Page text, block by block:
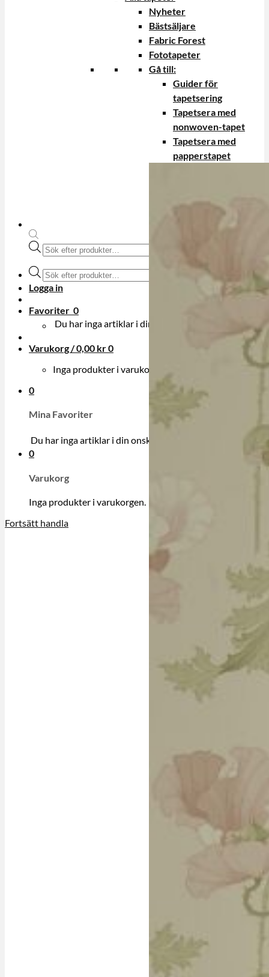
Produktsökning
Produktsökning
Logga in
Favoriter 0
Du har inga artiklar i din onskelista.
Varukorg /0,00 kr0
Inga produkter i varukorgen.
0
Mina Favoriter
Du har inga artiklar i din onskelista.
0
Varukorg
Inga produkter i varukorgen.
Fortsätt handla
Nyheter
Bästsäljare
Fabric Forest
Fototapeter
Gå till:
Guider för
tapetsering
Tapetsera med
nonwoven-tapet
Tapetsera med
papperstapet